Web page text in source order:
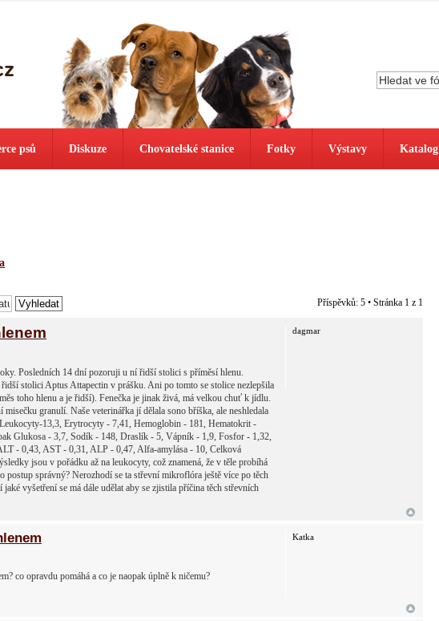
psů Diskuze Chovatelské stanice Fotky Výstavy Katalog
Příspěvků: 5 • Stránka 1 z 1
Posledních 14 dní pozoruji u ní řidší stolici s příměsí hlenu.
stolici Aptus Attapectin v prášku. Ani po tomto se stolice nezlepšila
toho hlenu a je řidší). Fenečka je jinak živá, má velkou chuť k jídlu.
granulí. Naše veterinářka jí dělala sono bříška, ale neshledala
13,3, Erytrocyty - 7,41, Hemoglobin - 181, Hematokrit -
Glukosa - 3,7, Sodík - 148, Draslík - 5, Vápník - 1,9, Fosfor - 1,32,
- 0,43, AST - 0,31, ALP - 0,47, Alfa-amylása - 10, Celková
jsou v pořádku až na leukocyty, což znamená, že v těle probíhá
postup správný? Nerozhodí se ta střevní mikroflóra ještě více po těch
vyšetření se má dále udělat aby se zjistila příčina těch střevních
dagmar
co opravdu pomáhá a co je naopak úplně k ničemu?
Katka